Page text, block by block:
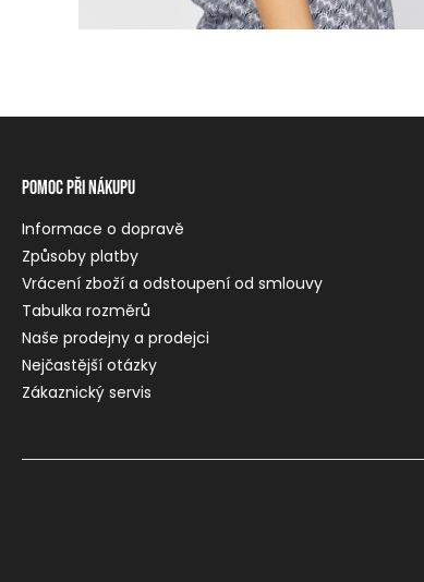
Pomoc při nákupu
Informace o dopravě
Způsoby platby
Vrácení zboží a odstoupení od smlouvy
Tabulka rozměrů
Naše prodejny a prodejci
Nejčastější otázky
Zákaznický servis